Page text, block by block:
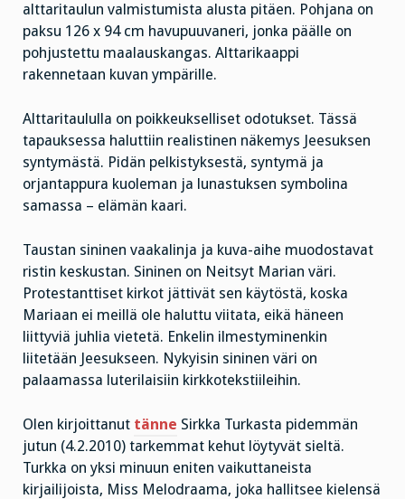
alttaritaulun valmistumista alusta pitäen. Pohjana on
paksu 126 x 94 cm havupuuvaneri, jonka päälle on
pohjustettu maalauskangas. Alttarikaappi
rakennetaan kuvan ympärille.
Alttaritaululla on poikkeukselliset odotukset. Tässä
tapauksessa haluttiin realistinen näkemys Jeesuksen
syntymästä. Pidän pelkistyksestä, syntymä ja
orjantappura kuoleman ja lunastuksen symbolina
samassa – elämän kaari.
Taustan sininen vaakalinja ja kuva-aihe muodostavat
ristin keskustan. Sininen on Neitsyt Marian väri.
Protestanttiset kirkot jättivät sen käytöstä, koska
Mariaan ei meillä ole haluttu viitata, eikä häneen
liittyviä juhlia vietetä. Enkelin ilmestyminenkin
liitetään Jeesukseen. Nykyisin sininen väri on
palaamassa luterilaisiin kirkkotekstiileihin.
Olen kirjoittanut tänne Sirkka Turkasta pidemmän
jutun (4.2.2010) tarkemmat kehut löytyvät sieltä.
Turkka on yksi minuun eniten vaikuttaneista
kirjailijoista, Miss Melodraama, joka hallitsee kielensä